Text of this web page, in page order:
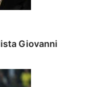
Giovanni